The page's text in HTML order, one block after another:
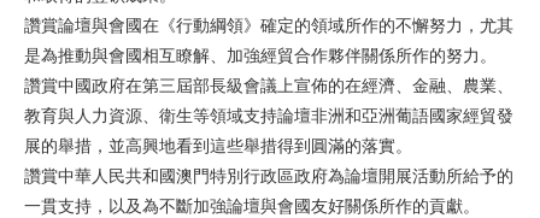
讚賞論壇與會國在《行動綱領》確定的領域所作的不懈努力，尤其
是為推動與會國相互瞭解、加強經貿合作夥伴關係所作的努力。
讚賞中國政府在第三屆部長級會議上宣佈的在經濟、金融、農業、
教育與人力資源、衛生等領域支持論壇非洲和亞洲葡語國家經貿發
展的舉措，並高興地看到這些舉措得到圓滿的落實。
讚賞中華人民共和國澳門特別行政區政府為論壇開展活動所給予的
一貫支持，以及為不斷加強論壇與會國友好關係所作的貢獻。